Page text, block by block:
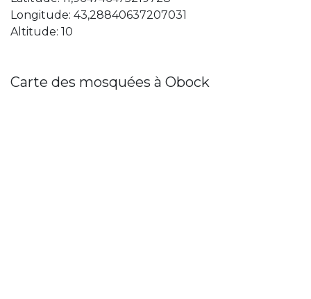
Longitude: 43,28840637207031
Altitude: 10
Carte des mosquées à Obock